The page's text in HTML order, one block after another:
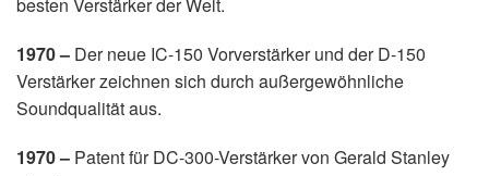
1970 – Der neue IC-150 Vorverstärker und der D-150
Verstärker zeichnen sich durch außergewöhnliche
Soundqualität aus.
1970 – Patent für DC-300-Verstärker von Gerald Stanley